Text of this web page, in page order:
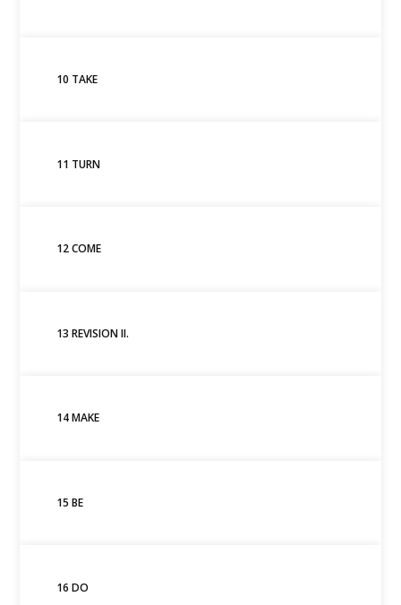
10 TAKE
11 TURN
12 COME
13 REVISION II.
14 MAKE
15 BE
16 DO